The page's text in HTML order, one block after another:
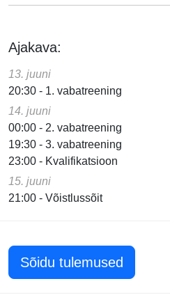
Ajakava:
13. juuni
20:30 - 1. vabatreening
14. juuni
00:00 - 2. vabatreening
19:30 - 3. vabatreening
23:00 - Kvalifikatsioon
15. juuni
21:00 - Võistlussõit
Sõidu tulemused